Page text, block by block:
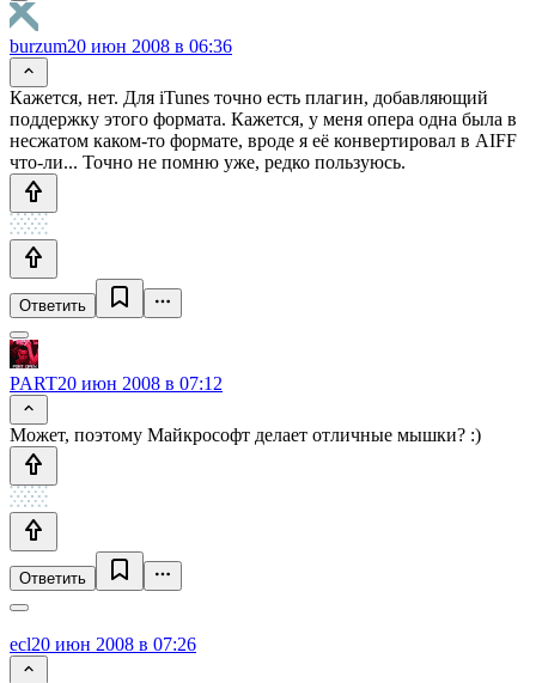
burzum20 июн 2008 в 06:36
Кажется, нет. Для iTunes точно есть плагин, добавляющий
поддержку этого формата. Кажется, у меня опера одна была в
несжатом каком-то формате, вроде я её конвертировал в AIFF
что-ли... Точно не помню уже, редко пользуюсь.
Ответить
PART20 июн 2008 в 07:12
Может, поэтому Майкрософт делает отличные мышки? :)
Ответить
ecl20 июн 2008 в 07:26